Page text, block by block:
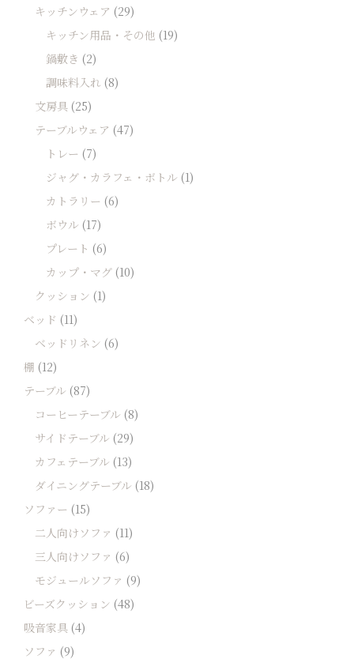
キッチンウェア (29)
キッチン用品・その他 (19)
鍋敷き (2)
調味料入れ (8)
文房具 (25)
テーブルウェア (47)
トレー (7)
ジャグ・カラフェ・ボトル (1)
カトラリー (6)
ボウル (17)
プレート (6)
カップ・マグ (10)
クッション (1)
ベッド (11)
ベッドリネン (6)
棚 (12)
テーブル (87)
コーヒーテーブル (8)
サイドテーブル (29)
カフェテーブル (13)
ダイニングテーブル (18)
ソファー (15)
二人向けソファ (11)
三人向けソファ (6)
モジュールソファ (9)
ビーズクッション (48)
吸音家具 (4)
ソファ (9)